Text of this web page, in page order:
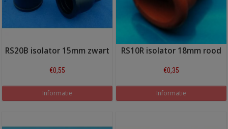
RS20B isolator 15mm zwart
€0,55
Informatie
RS10R isolator 18mm rood
€0,35
Informatie